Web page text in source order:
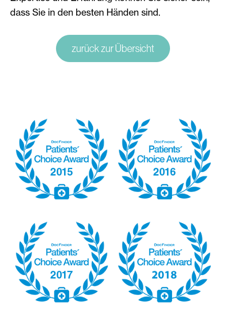
dass Sie in den besten Händen sind.
zurück zur Übersicht